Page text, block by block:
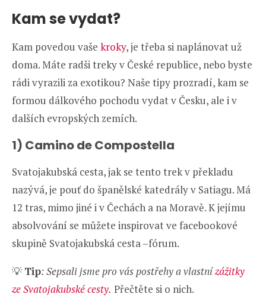
Kam se vydat?
Kam povedou vaše kroky, je třeba si naplánovat už
doma. Máte radši treky v České republice, nebo byste
rádi vyrazili za exotikou? Naše tipy prozradí, kam se
formou dálkového pochodu vydat v Česku, ale i v
dalších evropských zemích.
1) Camino de Compostella
Svatojakubská cesta, jak se tento trek v překladu
nazývá, je pouť do španělské katedrály v Satiagu. Má
12 tras, mimo jiné i v Čechách a na Moravě. K jejímu
absolvování se můžete inspirovat ve facebookové
skupině Svatojakubská cesta –fórum.
💡 Tip: Sepsali jsme pro vás postřehy a vlastnízážitky
ze Svatojakubské cesty. Přečtěte si o nich.